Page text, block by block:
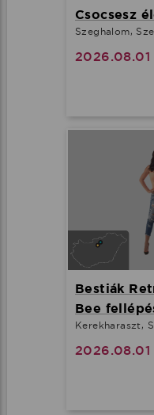
Csocsesz
Szeghalom,
2026.08.01
Bestiák
Bee
Kerekharaszt,
2026.08.01